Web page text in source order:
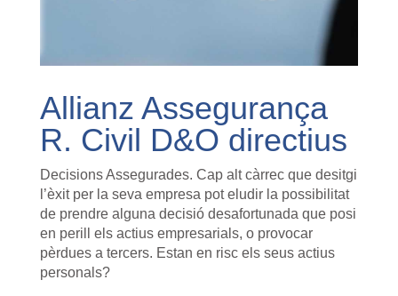
Allianz Assegurança
R. Civil D&O directius
Decisions Assegurades. Cap alt càrrec que desitgi
l’èxit per la seva empresa pot eludir la possibilitat
de prendre alguna decisió desafortunada que posi
en perill els actius empresarials, o provocar
pèrdues a tercers. Estan en risc els seus actius
personals?